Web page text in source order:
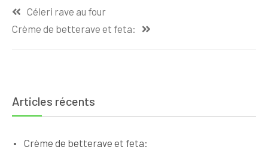
Céleri rave au four
Crème de betterave et feta:
Articles récents
Crème de betterave et feta: